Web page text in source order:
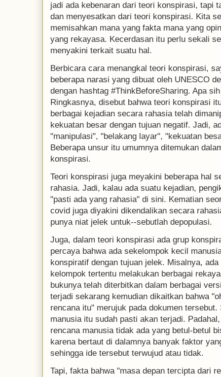
jadi ada kebenaran dari teori konspirasi, tapi
dan menyesatkan dari teori konspirasi. Kita
memisahkan mana yang fakta mana yang
yang rekayasa. Kecerdasan itu perlu sekali
menyakini terkait suatu hal.
Berbicara cara menangkal teori konspirasi,
beberapa narasi yang dibuat oleh UNESCO
dengan hashtag #ThinkBeforeSharing. Apa
Ringkasnya, disebut bahwa teori konspirasi
berbagai kejadian secara rahasia telah
kekuatan besar dengan tujuan negatif. Jadi,
"manipulasi", "belakang layar", "kekuatan
Beberapa unsur itu umumnya ditemukan
konspirasi.
Teori konspirasi juga meyakini beberapa hal
rahasia. Jadi, kalau ada suatu kejadian,
"pasti ada yang rahasia" di sini. Kematian
covid juga diyakini dikendalikan secara
punya niat jelek untuk--sebutlah depopulasi.
Juga, dalam teori konspirasi ada grup
percaya bahwa ada sekelompok kecil
konspiratif dengan tujuan jelek. Misalnya,
kelompok tertentu melakukan berbagai
bukunya telah diterbitkan dalam berbagai
terjadi sekarang kemudian dikaitkan bahwa
rencana itu" merujuk pada dokumen
manusia itu sudah pasti akan terjadi.
rencana manusia tidak ada yang betul-betul
karena bertaut di dalamnya banyak faktor
sehingga ide tersebut terwujud atau tidak.
Tapi, fakta bahwa "masa depan tercipta dari